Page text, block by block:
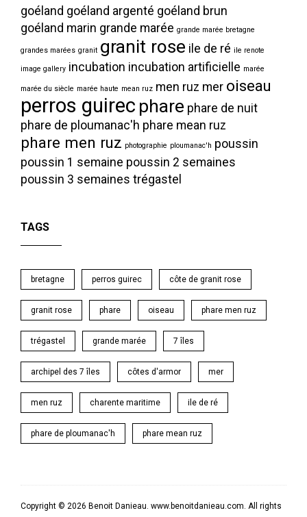
goéland goéland argenté goéland brun
goéland marin grande marée grande marée bretagne
grandes marées granit granit rose ile de ré ile renote
image gallery incubation incubation artificielle marée
marée du siècle marée haute mean ruz men ruz mer oiseau
perros guirec phare phare de nuit
phare de ploumanac'h phare mean ruz
phare men ruz photographie ploumanac'h poussin
poussin 1 semaine poussin 2 semaines
poussin 3 semaines trégastel
TAGS
bretagne perros guirec côte de granit rose
granit rose phare oiseau phare men ruz
trégastel grande marée 7 îles
archipel des 7 îles côtes d'armor mer
men ruz charente maritime ile de ré
phare de ploumanac'h phare mean ruz
Copyright © 2026 Benoit Danieau. www.benoitdanieau.com. All rights